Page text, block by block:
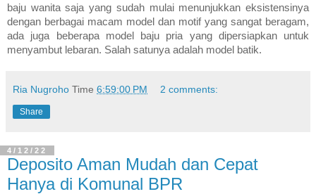
baju wanita saja yang sudah mulai menunjukkan eksistensinya
dengan berbagai macam model dan motif yang sangat beragam,
ada juga beberapa model baju pria yang dipersiapkan untuk
menyambut lebaran. Salah satunya adalah model batik.
Ria Nugroho Time 6:59:00 PM 2 comments:
Share
4/12/22
Deposito Aman Mudah dan Cepat
Hanya di Komunal BPR